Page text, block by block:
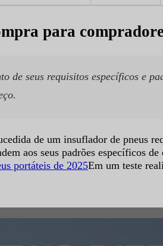
para
de seus requisitos específicos e
de um insuflador de pneus
aos seus padrões específicos
portáteis de 2025Em um teste